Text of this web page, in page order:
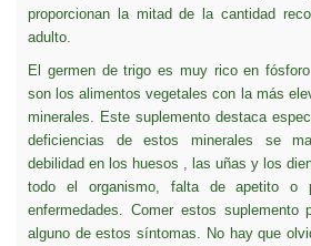
proporcionan la mitad de la cantidad
adulto.
El germen de trigo es muy rico en
son los alimentos vegetales con la más
minerales. Este suplemento destaca
deficiencias de estos minerales se
debilidad en los huesos , las uñas y los
todo el organismo, falta de apetito o
enfermedades. Comer estos suplemento
alguno de estos síntomas. No hay que